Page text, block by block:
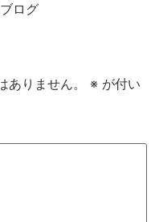
ログ
りません。 ※ が付い